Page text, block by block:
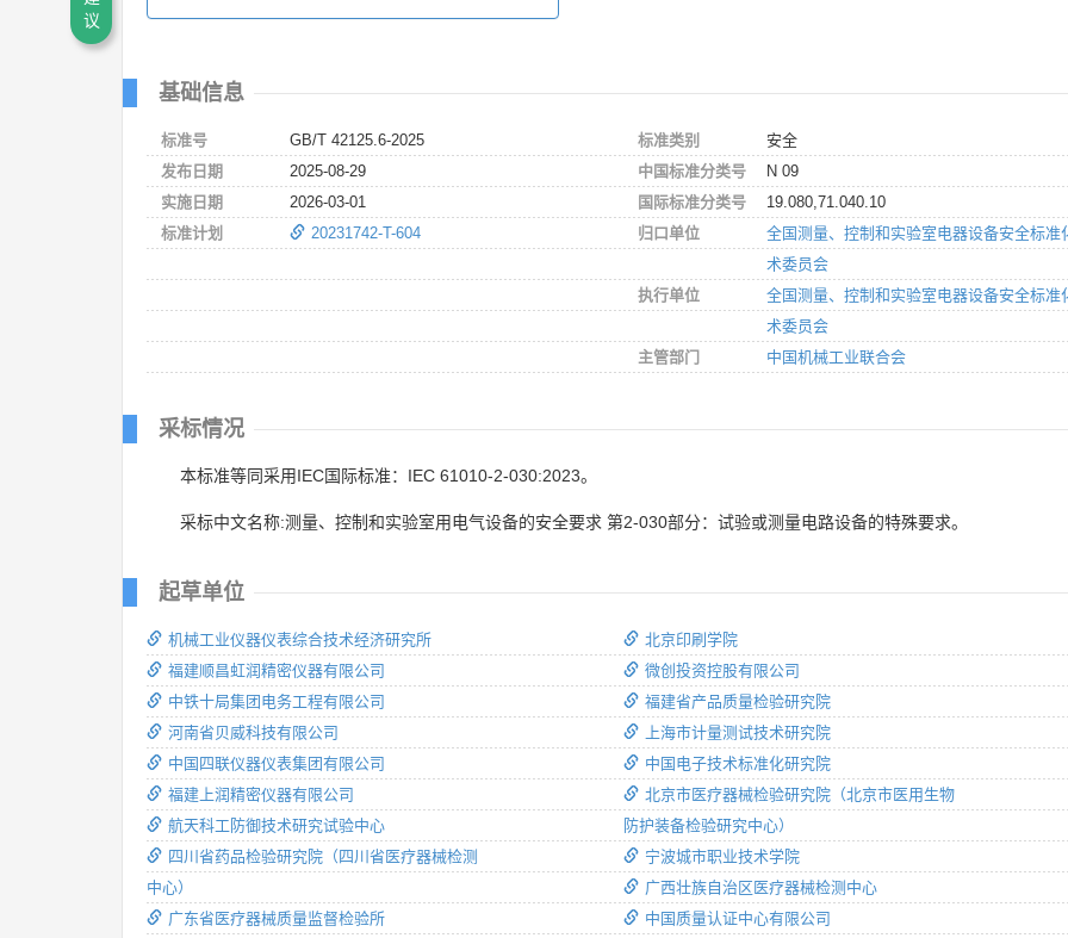
基础信息
标准号
GB/T 42125.6-2025
发布日期
2025-08-29
实施日期
2026-03-01
标准计划
20231742-T-604
标准类别
安全
中国标准分类号
N 09
国际标准分类号
19.080,71.040.10
归口单位
全国测量、控制和实验室电器设备安全标准
术委员会
执行单位
全国测量、控制和实验室电器设备安全标准
术委员会
主管部门
中国机械工业联合会
采标情况
本标准等同采用IEC国际标准：IEC 61010-2-030:2023。
采标中文名称:测量、控制和实验室用电气设备的安全要求 第2-030部分：试验或测量电路设备的特殊要求。
起草单位
机械工业仪器仪表综合技术经济研究所
福建顺昌虹润精密仪器有限公司
中铁十局集团电务工程有限公司
河南省贝威科技有限公司
中国四联仪器仪表集团有限公司
福建上润精密仪器有限公司
航天科工防御技术研究试验中心
四川省药品检验研究院（四川省医疗器械检测
中心）
广东省医疗器械质量监督检验所
北京印刷学院
微创投资控股有限公司
福建省产品质量检验研究院
上海市计量测试技术研究院
中国电子技术标准化研究院
北京市医疗器械检验研究院（北京市医用生物
防护装备检验研究中心）
宁波城市职业技术学院
广西壮族自治区医疗器械检测中心
中国质量认证中心有限公司
议